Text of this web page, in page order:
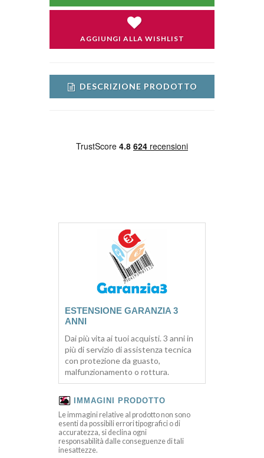
AGGIUNGI ALLA WISHLIST
DESCRIZIONE PRODOTTO
ESTENSIONE GARANZIA 3
ANNI
Dai più vita ai tuoi acquisti. 3 anni in
più di servizio di assistenza tecnica
con protezione da guasto,
malfunzionamento o rottura.
IMMAGINI PRODOTTO
Le immagini relative al prodotto non sono
esenti da possibili errori tipografici o di
accuratezza, si declina ogni
responsabilità dalle conseguenze di tali
inesattezze.